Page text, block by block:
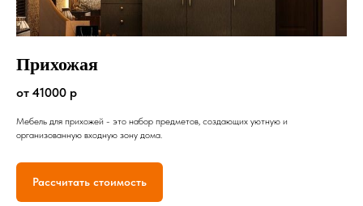
Прихожая
от 41000 р
Мебель для прихожей - это набор предметов, создающих уютную и
организованную входную зону дома.
Рассчитать стоимость